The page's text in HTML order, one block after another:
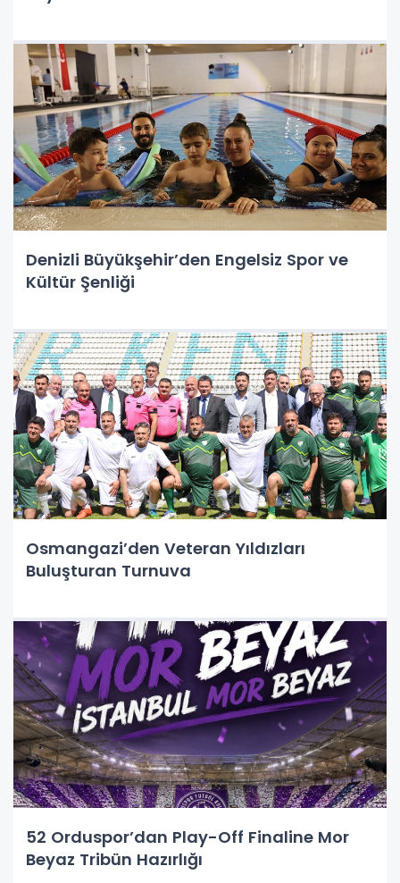
Denizli Büyükşehir’den Engelsiz Spor ve
Kültür Şenliği
Osmangazi’den Veteran Yıldızları
Buluşturan Turnuva
52 Orduspor’dan Play-Off Finaline Mor
Beyaz Tribün Hazırlığı